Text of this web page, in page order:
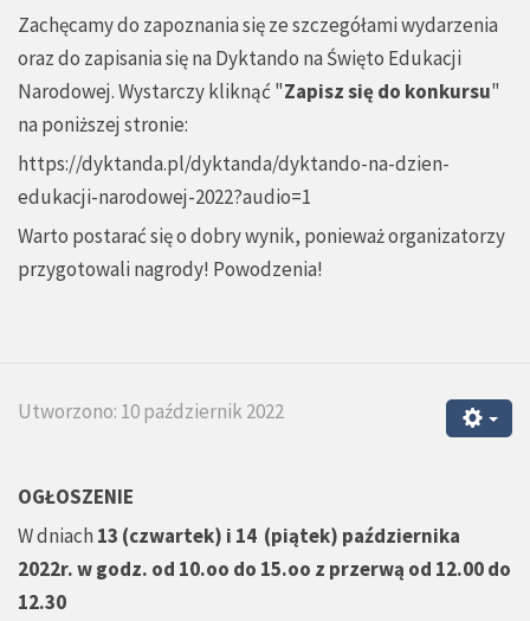
Zachęcamy do zapoznania się ze szczegółami wydarzenia
oraz do zapisania się na Dyktando na Święto Edukacji
Narodowej. Wystarczy kliknąć "Zapisz się do konkursu"
na poniższej stronie:
https://dyktanda.pl/dyktanda/dyktando-na-dzien-
edukacji-narodowej-2022?audio=1
Warto postarać się o dobry wynik, ponieważ organizatorzy
przygotowali nagrody! Powodzenia!
Utworzono: 10 październik 2022
OGŁOSZENIE
W dniach 13 (czwartek) i 14 (piątek) października
2022r. w godz. od 10.oo do 15.oo z przerwą od 12.00 do
12.30